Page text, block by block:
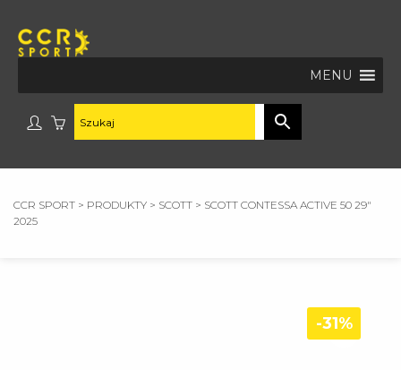
MENU
CCR SPORT > PRODUKTY > SCOTT > SCOTT CONTESSA ACTIVE 50 29″
2025
-31%